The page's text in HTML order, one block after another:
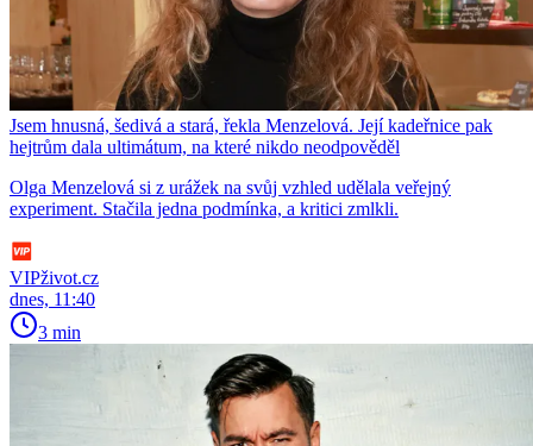
Jsem hnusná, šedivá a stará, řekla Menzelová. Její kadeřnice pak
hejtrům dala ultimátum, na které nikdo neodpověděl
Olga Menzelová si z urážek na svůj vzhled udělala veřejný
experiment. Stačila jedna podmínka, a kritici zmlkli.
VIPživot.cz
dnes, 11:40
3 min